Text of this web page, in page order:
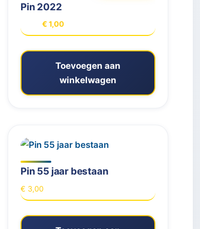
Pin 2022
Oorspronkelijke
prijs
was:
€ 3,00.
€ 1,00Huidige
prijs
is:
Toevoegen aan
winkelwagen
Pin 55 jaar bestaan
€ 3,00